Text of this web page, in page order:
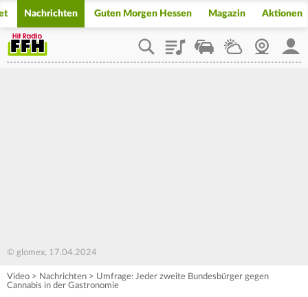
Nachrichten Guten Morgen Hessen Magazin Aktionen
PlaylistStaupilotWetterWebcam
© glomex, 17.04.2024
Video > Nachrichten > Umfrage: Jeder zweite Bundesbürger gegen
Cannabis in der Gastronomie